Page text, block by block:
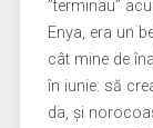
”terminau”
Enya, era un
cât mine de
în iunie: să
da, și